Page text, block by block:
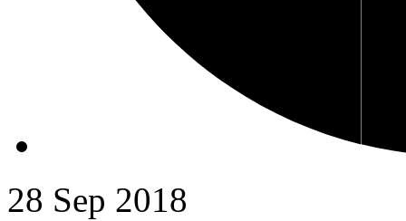
28 Sep 2018